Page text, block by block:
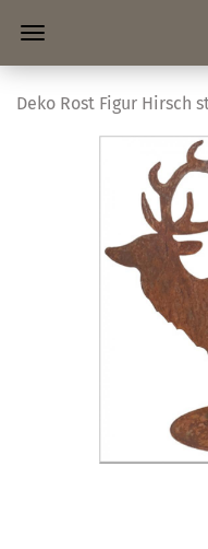
Deko Rost Figur Hirsch